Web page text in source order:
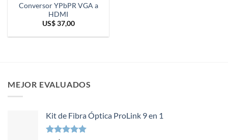
Conversor YPbPR VGA a
HDMI
US$37,00
MEJOR EVALUADOS
Kit de Fibra Óptica ProLink 9 en 1